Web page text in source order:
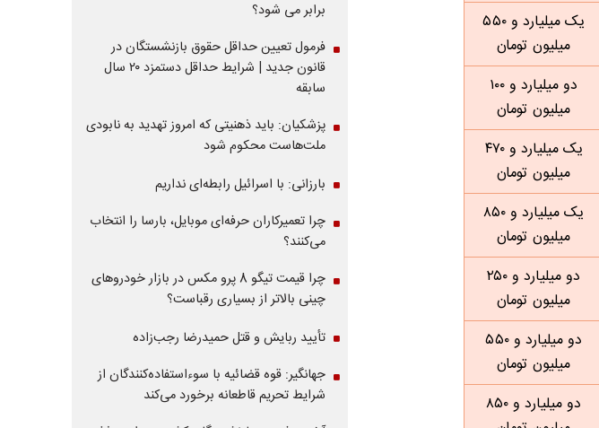
یک میلیارد و ۵۵۰
میلیون تومان
دو میلیارد و ۱۰۰
میلیون تومان
یک میلیارد و ۴۷۰
میلیون تومان
یک میلیارد و ۸۵۰
میلیون تومان
دو میلیارد و ۲۵۰
میلیون تومان
دو میلیارد و ۵۵۰
میلیون تومان
دو میلیارد و ۸۵۰
برابر می شود؟
فرمول تعیین حداقل حقوق بازنشستگان در
قانون جدید | شرایط حداقل دستمزد ۲۰ سال
سابقه
پزشکیان: باید ذهنیتی که امروز تهدید به نابودی
ملت‌هاست محکوم شود
بارزانی: با اسرائیل رابطه‌ای نداریم
چرا تعمیرکاران حرفه‌ای موبایل، بارسا را انتخاب
می‌کنند؟
چرا قیمت تیگو 8 پرو مکس در بازار خودروهای
چینی بالاتر از بسیاری رقباست؟
تأیید ربایش و قتل حمیدرضا رجب‌زاده
جهانگیر: قوه قضائیه با سوءاستفاده‌کنندگان از
شرایط تحریم قاطعانه برخورد می‌کند